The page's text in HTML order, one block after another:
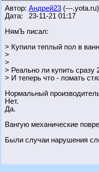
Автор: Андрей23 (---.yota.ru)
Дата: 23-11-21 01:17
НямЪ писал:
> Купили теплый пол в
>
>
> Реально ли купить сразу
> И теперь что - ломать
Нормальный
Нет.
Да.
Вангую механические
Были случаи нарушения